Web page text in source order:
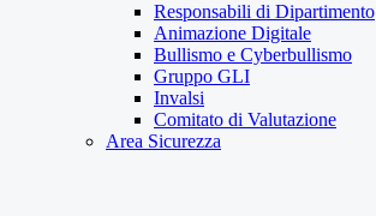
Responsabili di Dipartimento
Animazione Digitale
Bullismo e Cyberbullismo
Gruppo GLI
Invalsi
Comitato di Valutazione
Area Sicurezza